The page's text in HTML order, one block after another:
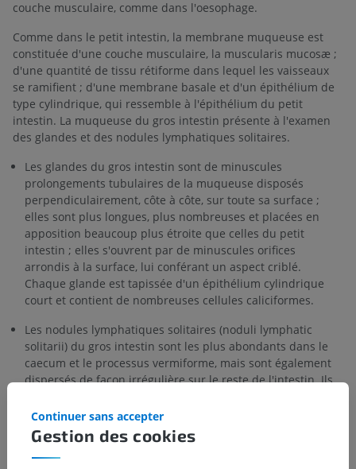
couche musculaire, comme dans l'oesophage.
Comme dans le petit intestin, la membrane muqueuse est
constituée d'une couche musculaire, la muscularis mucosæ ;
d'une quantité de tissu rétiforme dans lequel les vaisseaux
se ramifient ; d'une membrane basale et d'un épithélium de
type cylindrique, qui ressemble à l'épithélium du petit
intestin. La muqueuse du gros intestin présente à l'examen
des glandes et des nodules lymphatiques solitaires.
Les glandes du gros intestin sont de minuscules
prolongements tubulaires de la muqueuse disposés
perpendiculairement, côte à côte, sur toute sa surface ;
elles sont plus longues, plus nombreuses et placées en
apposition beaucoup plus étroite que celles du petit
intestin ; elles s'ouvrent par de minuscules orifices
arrondis à la surface, lui conférant un aspect criblé.
Chaque glande est tapissée d'un épithélium cylindrique
court et contient de nombreuses cellules caliciformes.
Les nodules lymphatiques solitaires (noduli lymphatic
solitarii) du gros intestin sont les plus abondants dans le
caecum et le processus vermiforme, mais sont également
dispersés de façon irrégulière sur le reste de l'intestin. Ils
La traduction est incorrecte ?
Gestion des cookies
Continuer sans accepter